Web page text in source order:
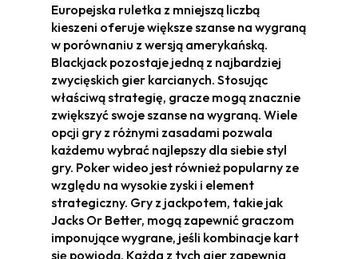
Europejska ruletka z mniejszą liczbą
kieszeni oferuje większe szanse na wygraną
w porównaniu z wersją amerykańską.
Blackjack pozostaje jedną z najbardziej
zwycięskich gier karcianych. Stosując
właściwą strategię, gracze mogą znacznie
zwiększyć swoje szanse na wygraną. Wiele
opcji gry z różnymi zasadami pozwala
każdemu wybrać najlepszy dla siebie styl
gry. Poker wideo jest również popularny ze
względu na wysokie zyski i element
strategiczny. Gry z jackpotem, takie jak
Jacks Or Better, mogą zapewnić graczom
imponujące wygrane, jeśli kombinacje kart
się powiodą. Każda z tych gier zapewnia